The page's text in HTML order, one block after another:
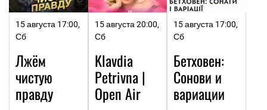
15 августа 17:00,
Сб
Лжём
чистую
правду
15 августа 20:00,
Сб
Klavdia
Petrivna |
Open Air
15 августа 17:00,
Сб
Бетховен:
Сонови и
вариации